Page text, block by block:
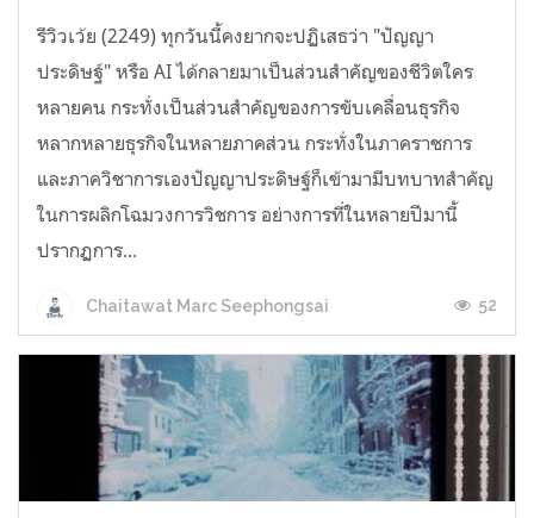
รีวิวเว้ย (2249) ทุกวันนี้คงยากจะปฏิเสธว่า "ปัญญา
ประดิษฐ์" หรือ AI ได้กลายมาเป็นส่วนสำคัญของชีวิตใคร
หลายคน กระทั่งเป็นส่วนสำคัญของการขับเคลื่อนธุรกิจ
หลากหลายธุรกิจในหลายภาคส่วน กระทั่งในภาคราชการ
และภาควิชาการเองปัญญาประดิษฐ์ก็เข้ามามีบทบาทสำคัญ
ในการผลิกโฉมวงการวิชการ อย่างการที่ในหลายปีมานี้
ปรากฏการ...
Chaitawat Marc Seephongsai 52